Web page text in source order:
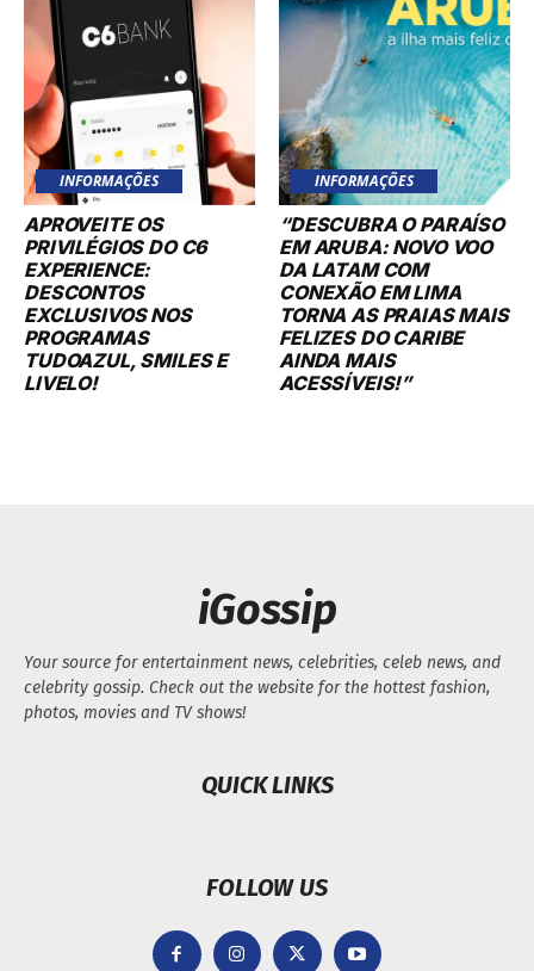
INFORMAÇÕES
APROVEITE OS
PRIVILÉGIOS DO C6
EXPERIENCE:
DESCONTOS
EXCLUSIVOS NOS
PROGRAMAS
TUDOAZUL, SMILES E
LIVELO!
INFORMAÇÕES
“DESCUBRA O PARAÍSO
EM ARUBA: NOVO VOO
DA LATAM COM
CONEXÃO EM LIMA
TORNA AS PRAIAS MAIS
FELIZES DO CARIBE
AINDA MAIS
ACESSÍVEIS!”
iGossip
Your source for entertainment news, celebrities, celeb news, and
celebrity gossip. Check out the website for the hottest fashion,
photos, movies and TV shows!
QUICK LINKS
FOLLOW US